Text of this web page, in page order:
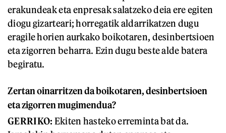
erakundeak eta enpresak salatzeko deia ere egiten
diogu gizarteari; horregatik aldarrikatzen dugu
eragile horien aurkako boikotaren, desinbertsioen
eta zigorren beharra. Ezin dugu beste alde batera
begiratu.
Zertan oinarritzen da boikotaren, desinbertsioen
eta zigorren mugimendua?
GERRIKO: Ekiten hasteko erreminta bat da.